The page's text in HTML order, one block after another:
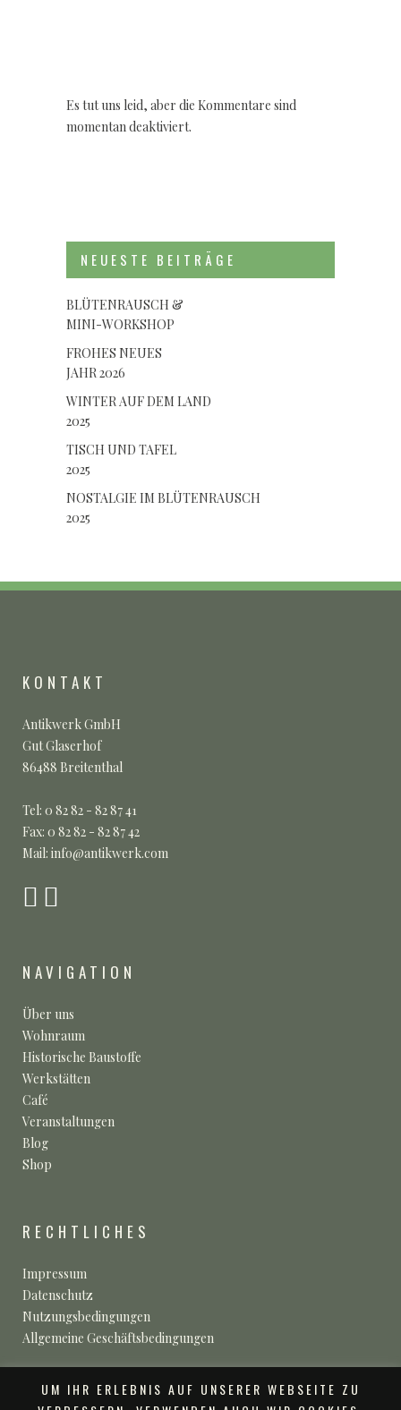
Es tut uns leid, aber die Kommentare sind
momentan deaktiviert.
NEUESTE BEITRÄGE
BLÜTENRAUSCH &
MINI-WORKSHOP
FROHES NEUES
JAHR 2026
WINTER AUF DEM LAND
2025
TISCH UND TAFEL
2025
NOSTALGIE IM BLÜTENRAUSCH
2025
KONTAKT
Antikwerk GmbH
Gut Glaserhof
86488 Breitenthal
Tel: 0 82 82 - 82 87 41
Fax: 0 82 82 - 82 87 42
Mail: info@antikwerk.com
NAVIGATION
Über uns
Wohnraum
Historische Baustoffe
Werkstätten
Café
Veranstaltungen
Blog
Shop
RECHTLICHES
Impressum
Datenschutz
Nutzungsbedingungen
Allgemeine Geschäftsbedingungen
UM IHR ERLEBNIS AUF UNSERER WEBSEITE ZU